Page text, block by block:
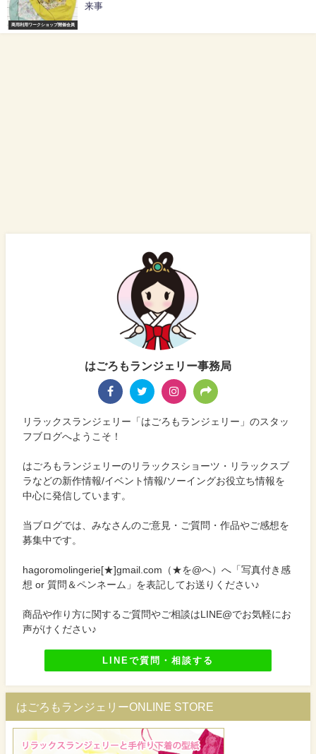
商用利用ワークショップ開催会員
来事
はごろもランジェリー事務局
リラックスランジェリー「はごろもランジェリー」のスタッ
フブログへようこそ！
はごろもランジェリーのリラックスショーツ・リラックスブ
ラなどの新作情報/イベント情報/ソーイングお役立ち情報を
中心に発信しています。
当ブログでは、みなさんのご意見・ご質問・作品やご感想を
募集中です。
hagoromolingerie[★]gmail.com（★を@へ）へ「写真付き感
想 or 質問＆ペンネーム」を表記してお送りください♪
商品や作り方に関するご質問やご相談はLINE@でお気軽にお
声がけください♪
LINEで質問・相談する
はごろもランジェリーONLINE STORE